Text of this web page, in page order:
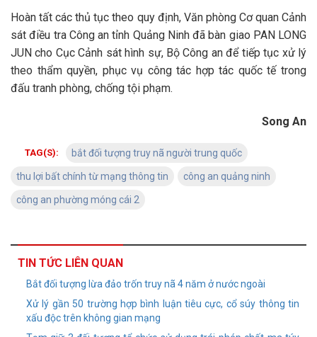
Hoàn tất các thủ tục theo quy định, Văn phòng Cơ quan Cảnh
sát điều tra Công an tỉnh Quảng Ninh đã bàn giao PAN LONG
JUN cho Cục Cảnh sát hình sự, Bộ Công an để tiếp tục xử lý
theo thẩm quyền, phục vụ công tác hợp tác quốc tế trong
đấu tranh phòng, chống tội phạm.
Song An
TAG(S): bắt đối tượng truy nã người trung quốc
thu lợi bất chính từ mạng thông tin công an quảng ninh
công an phường móng cái 2
TIN TỨC LIÊN QUAN
Bắt đối tượng lừa đảo trốn truy nã 4 năm ở nước ngoài
Xử lý gần 50 trường hợp bình luận tiêu cực, cổ súy thông tin
xấu độc trên không gian mạng